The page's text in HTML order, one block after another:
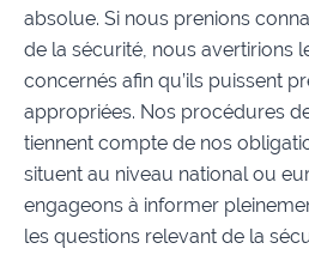
absolue. Si nous prenions
de la sécurité, nous avertirions
concernés afin qu’ils puissent
appropriées. Nos procédures
tiennent compte de nos
situent au niveau national ou
engageons à informer
les questions relevant de la